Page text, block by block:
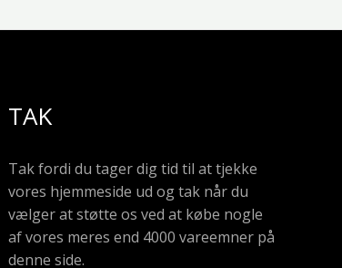
TAK
Tak fordi du tager dig tid til at tjekke
vores hjemmeside ud og tak når du
vælger at støtte os ved at købe nogle
af vores meres end 4000 vareemner på
denne side.